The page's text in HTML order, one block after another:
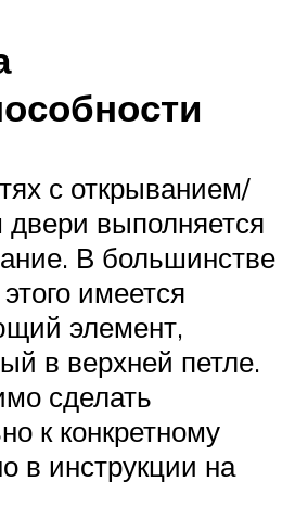
с открыванием/
выполняется
В большинстве
имеется
элемент,
в верхней петле.
сделать
к конкретному
в инструкции на